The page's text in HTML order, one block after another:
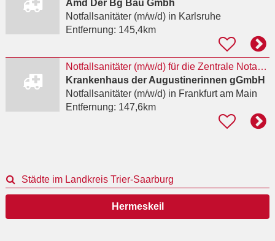
Amd Der Bg Bau Gmbh
Notfallsanitäter (m/w/d)in Karlsruhe
Entfernung: 145,4km
Notfallsanitäter (m/w/d) für die Zentrale Notaufnahme
Krankenhaus der Augustinerinnen gGmbH
Notfallsanitäter (m/w/d)in Frankfurt am Main
Entfernung: 147,6km
Städte im Landkreis Trier-Saarburg
Hermeskeil